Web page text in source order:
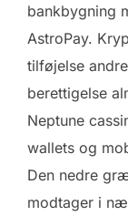
bankbygning
AstroPay.
tilføjelse
berettigelse
Neptune
wallets og
Den nedre
modtager i